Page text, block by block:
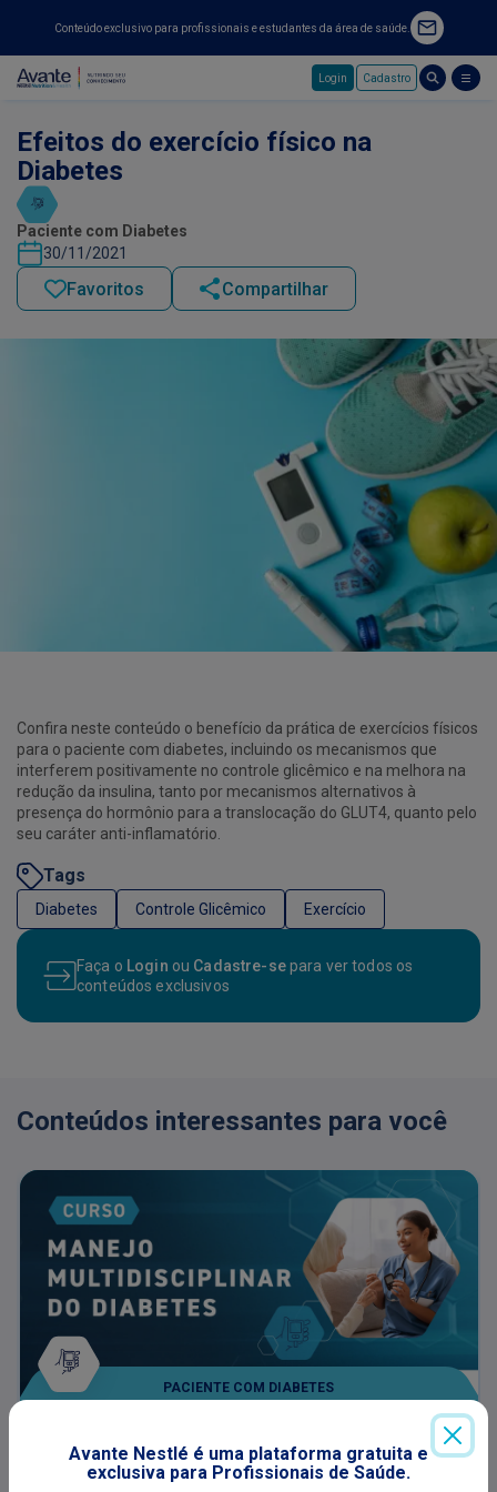
Conteúdo exclusivo para profissionais e estudantes da área de saúde.
Login Cadastro
Efeitos do exercício físico na
Diabetes
Paciente com Diabetes
30/11/2021
Favoritos Compartilhar
Confira neste conteúdo o benefício da prática de exercícios físicos
para o paciente com diabetes, incluindo os mecanismos que
interferem positivamente no controle glicêmico e na melhora na
redução da insulina, tanto por mecanismos alternativos à
presença do hormônio para a translocação do GLUT4, quanto pelo
seu caráter anti-inflamatório.
Tags
Diabetes Controle Glicêmico Exercício
Faça o Login ou Cadastre-separa ver todos os
conteúdos exclusivos
Conteúdos interessantes para você
PACIENTE COM DIABETES
Nutrição para Diabéticos: Manejo
Multidisciplinar do Diabetes
Avante Nestlé é uma plataforma gratuita e
exclusiva para Profissionais de Saúde.